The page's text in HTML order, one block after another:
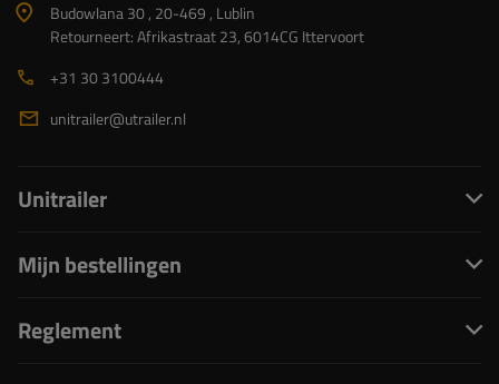
Budowlana 30 , 20-469 , Lublin
Retourneert: Afrikastraat 23, 6014CG Ittervoort
+31 30 3100444
unitrailer@utrailer.nl
Unitrailer
Mijn bestellingen
Reglement